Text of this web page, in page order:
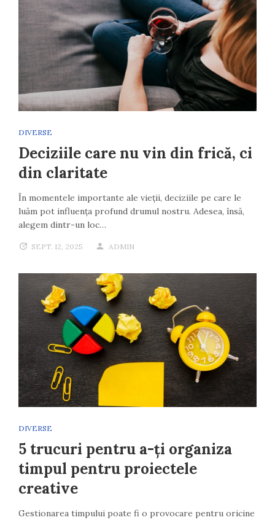
DIVERSE
Deciziile care nu vin din frică, ci
din claritate
În momentele importante ale vieții, deciziile pe care le
luăm pot influența profund drumul nostru. Adesea, însă,
alegem dintr-un loc…
SEPT. 12, 2025 ADMIN
DIVERSE
5 trucuri pentru a-ți organiza
timpul pentru proiectele
creative
Gestionarea timpului poate fi o provocare pentru oricine